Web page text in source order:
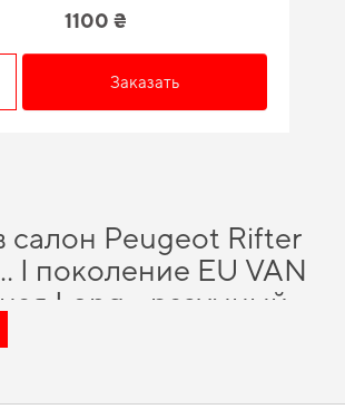
1100 ₴
Заказать
салон Peugeot Rifter
I поколение EU VAN
Long - разумный
каждого
непревзойденную поддержку в выборе